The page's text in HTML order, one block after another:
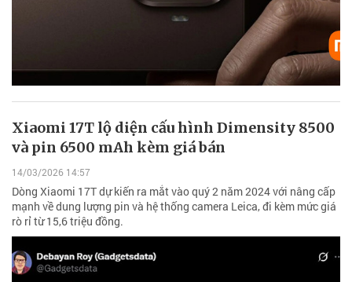
Xiaomi 17T lộ diện cấu hình Dimensity 8500
và pin 6500 mAh kèm giá bán
14/03/2026 14:57
Dòng Xiaomi 17T dự kiến ra mắt vào quý 2 năm 2024 với nâng cấp
mạnh về dung lượng pin và hệ thống camera Leica, đi kèm mức giá
rò rỉ từ 15,6 triệu đồng.